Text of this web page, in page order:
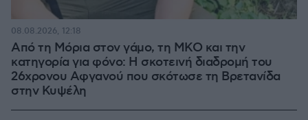
Από τη Μόρια στον γάμο, τη ΜΚΟ και την
κατηγορία για φόνο: Η σκοτεινή διαδρομή του
26χρονου Αφγανού που σκότωσε τη Βρετανίδα
στην Κυψέλη
08.08.2026, 12:18